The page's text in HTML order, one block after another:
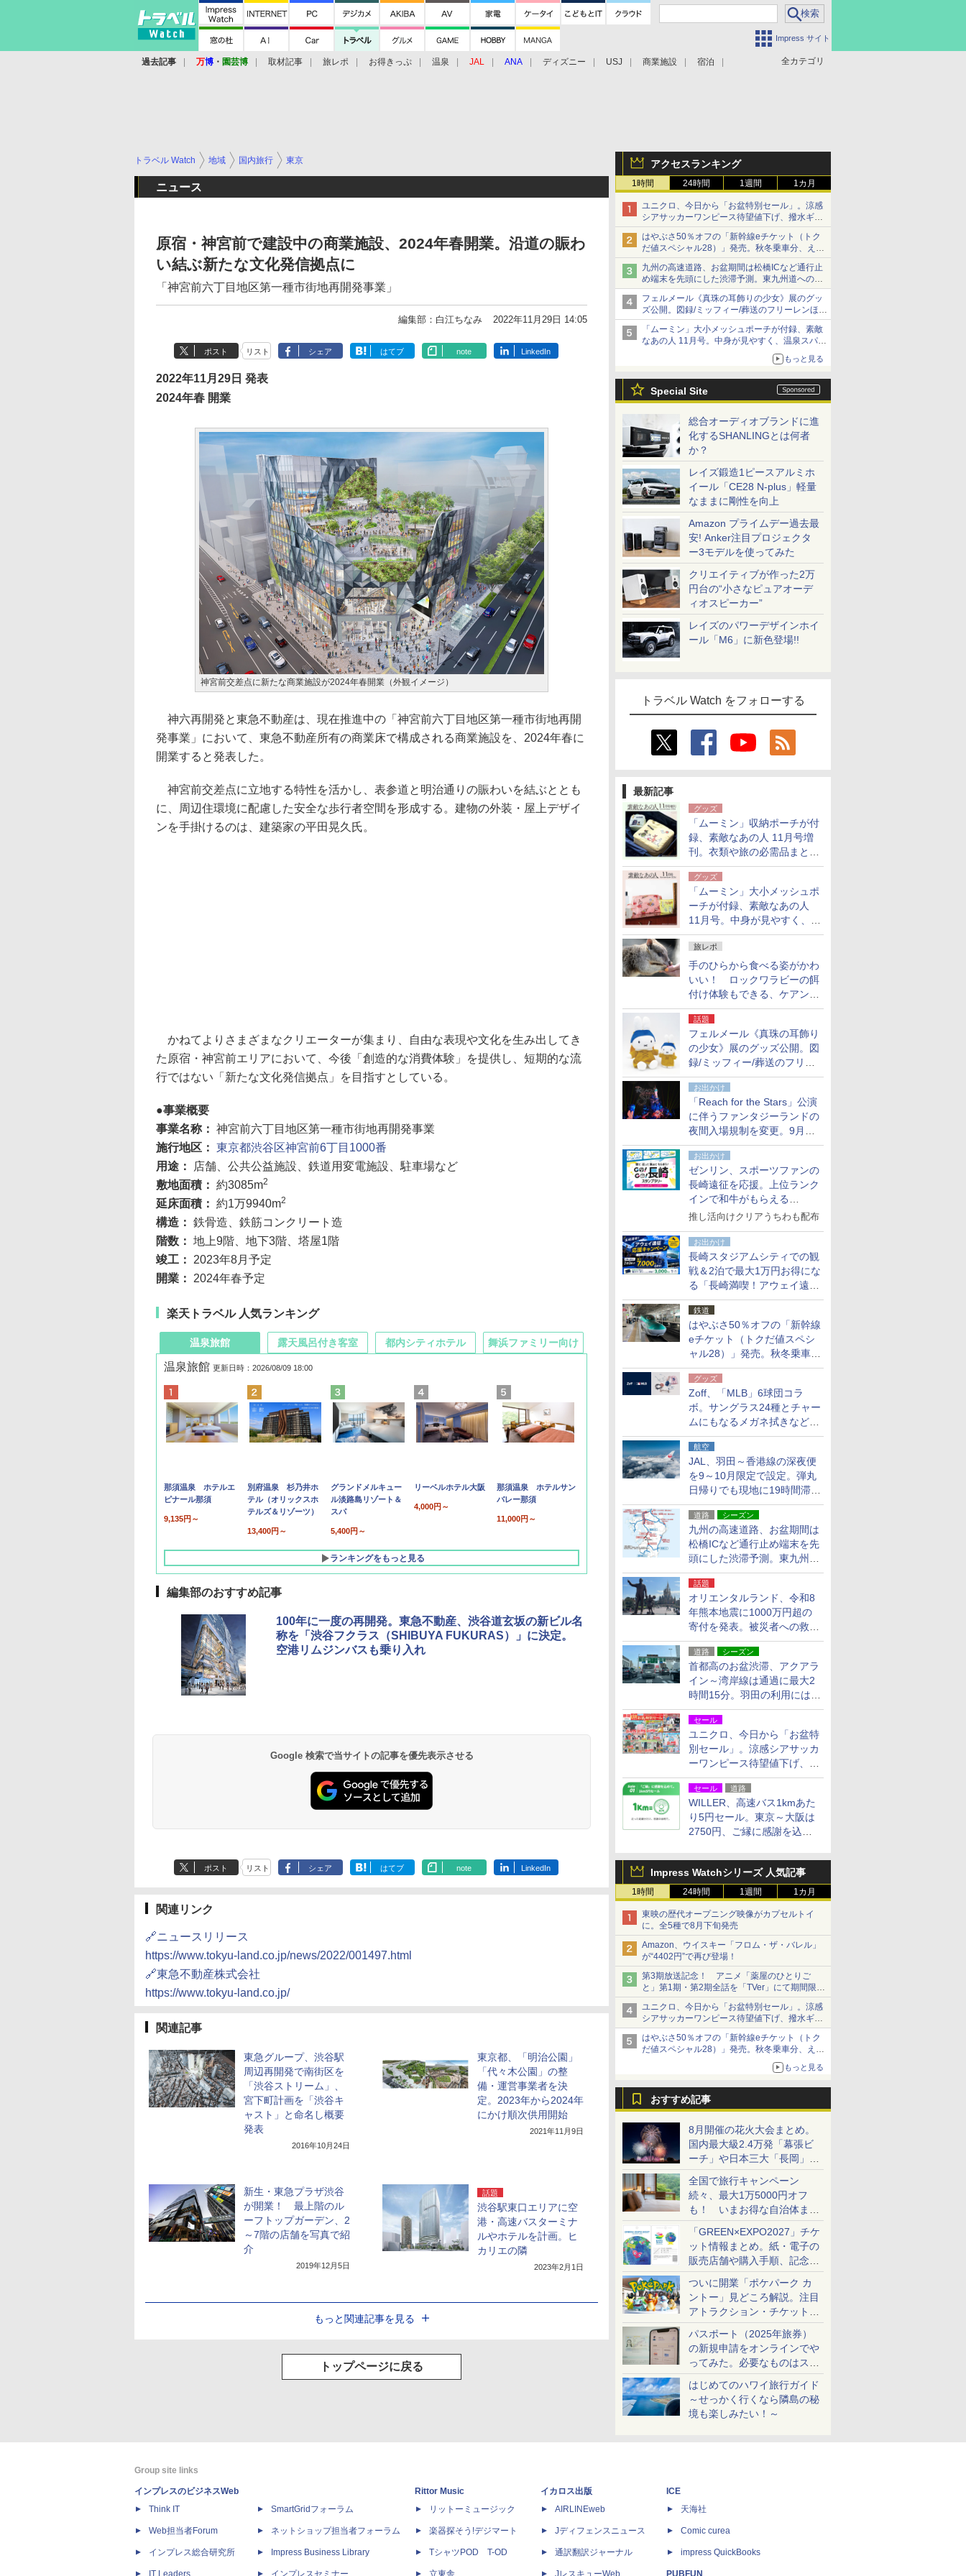
Impress サイト
全カテゴリ
過去記事 万博 ・ 園芸博 取材記事 旅レポ お得きっぷ 温泉 JAL ANA ディズニー USJ 商業施設 宿泊
アクセスランキング
1時間 24時間 1週間 1カ月
ユニクロ、今日から「お盆特別セール」。涼感
シアサッカーワンピース待望値下げ、撥水ギア
ショーツは1990円に
はやぶさ50％オフの「新幹線eチケット（トク
だ値スペシャル28）」発売。秋冬乗車分、えき
ねっと限定
九州の高速道路、お盆期間は松橋ICなど通行止
め端末を先頭にした渋滞予測。東九州道への迂
回は料金調整を実施
フェルメール《真珠の耳飾りの少女》展のグッ
ズ公開。図録/ミッフィー/葬送のフリーレンほ
か、注目ブランドコラボが実現
「ムーミン」大小メッシュポーチが付録、素敵
なあの人 11月号。中身が見やすく、温泉スパに
もっと見る
Special Site
総合オーディオブランドに進
化するSHANLINGとは何者
か？
レイズ鍛造1ピースアルミホ
イール「CE28 N-plus」軽量
なままに剛性を向上
Amazon プライムデー過去最
安! Anker注目プロジェクタ
ー3モデルを使ってみた
クリエイティブが作った2万
円台の“小さなピュアオーデ
ィオスピーカー”
レイズのパワーデザインホイ
ール「M6」に新色登場!!
トラベル Watch をフォローする
最新記事
グッズ
「ムーミン」収納ポーチが付
録、素敵なあの人 11月号増
刊。衣類や旅の必需品まとま
る大小2個セット
グッズ
「ムーミン」大小メッシュポ
ーチが付録、素敵なあの人
11月号。中身が見やすく、温
泉スパにも使える
旅レポ
手のひらから食べる姿がかわ
いい！ ロックワラビーの餌
付け体験もできる、ケアンズ
でアサートン高原の日本語ガ
イド付きツアーに参加してみ
た
話題
フェルメール《真珠の耳飾り
の少女》展のグッズ公開。図
録/ミッフィー/葬送のフリー
レンほか、注目ブランドコラ
ボが実現
お出かけ
「Reach for the Stars」公演
に伴うファンタジーランドの
夜間入場規制を変更。9月か
ら18時50分～20時ごろに
お出かけ
ゼンリン、スポーツファンの
長崎遠征を応援。上位ランク
インで和牛がもらえる
「GO！GO！長崎スタンプラ
推し活向けクリアうちわも配布
お出かけ
長崎スタジアムシティでの観
戦＆2泊で最大1万円お得にな
る「長崎満喫！アウェイ遠征
応援キャンペーン」
鉄道
はやぶさ50％オフの「新幹線
eチケット（トクだ値スペシ
ャル28）」発売。秋冬乗車
分、えきねっと限定
グッズ
Zoff、「MLB」6球団コラ
ボ。サングラス24種とチャー
ムにもなるメガネ拭きなど雑
貨24種
航空
JAL、羽田～香港線の深夜便
を9～10月限定で設定。弾丸
日帰りでも現地に19時間滞在
できる
道路 シーズン
九州の高速道路、お盆期間は
松橋ICなど通行止め端末を先
頭にした渋滞予測。東九州道
への迂回は料金調整を実施
話題
オリエンタルランド、令和8
年熊本地震に1000万円超の
寄付を発表。被災者への救援
活動・復旧支援
道路 シーズン
首都高のお盆渋滞、アクアラ
イン～湾岸線は通過に最大2
時間15分。羽田の利用には
「空港西出口」の利用検討を
セール
ユニクロ、今日から「お盆特
別セール」。涼感シアサッカ
ーワンピース待望値下げ、撥
水ギアショーツは1990円に
セール 道路
WILLER、高速バス1kmあた
り5円セール。東京～大阪は
2750円、ご縁に感謝を込め
Impress Watchシリーズ 人気記事
1時間 24時間 1週間 1カ月
東映の歴代オープニング映像がカプセルトイ
に。全5種で8月下旬発売
Amazon、ウイスキー「フロム・ザ・バレル」
が“4402円”で再び登場！
第3期放送記念！ アニメ「薬屋のひとりご
と」第1期・第2期全話を「TVer」にて期間限定
で順次無料配信開始
ユニクロ、今日から「お盆特別セール」。涼感
シアサッカーワンピース待望値下げ、撥水ギア
ショーツは1990円に
はやぶさ50％オフの「新幹線eチケット（トク
だ値スペシャル28）」発売。秋冬乗車分、えき
もっと見る
おすすめ記事
8月開催の花火大会まとめ。
国内最大級2.4万発「幕張ビ
ーチ」や日本三大「長岡」な
ど大型イベント目白押し！
全国で旅行キャンペーン
続々、最大1万5000円オフ
も！ いまお得な自治体まと
め
「GREEN×EXPO2027」チケ
ット情報まとめ。紙・電子の
販売店舗や購入手順、記念チ
ケットも解説
ついに開業「ポケパーク カ
ントー」見どころ解説。注目
アトラクション・チケット手
配・来場前に必要な準備は？
パスポート（2025年旅券）
の新規申請をオンラインでや
ってみた。必要なものはスマ
ホとマイナカードのみ
はじめてのハワイ旅行ガイド
～せっかく行くなら隣島の秘
境も楽しみたい！～
トラベル Watch 地域 国内旅行 東京
ニュース
原宿・神宮前で建設中の商業施設、2024年春開業。沿道の賑わ
い結ぶ新たな文化発信拠点に
「神宮前六丁目地区第一種市街地再開発事業」
編集部：白江ちなみ 2022年11月29日 14:05
ポスト リスト シェア はてブ note LinkedIn
2022年11月29日 発表
2024年春 開業
神宮前交差点に新たな商業施設が2024年春開業（外観イメージ）
神六再開発と東急不動産は、現在推進中の「神宮前六丁目地区第一種市街地再開
発事業」において、東急不動産所有の商業床で構成される商業施設を、2024年春に
開業すると発表した。
神宮前交差点に立地する特性を活かし、表参道と明治通りの賑わいを結ぶととも
に、周辺住環境に配慮した安全な歩行者空間を形成する。建物の外装・屋上デザイ
ンを手掛けるのは、建築家の平田晃久氏。
かねてよりさまざまなクリエーターが集まり、自由な表現や文化を生み出してき
た原宿・神宮前エリアにおいて、今後「創造的な消費体験」を提供し、短期的な流
行ではない「新たな文化発信拠点」を目指すとしている。
事業概要
事業名称： 神宮前六丁目地区第一種市街地再開発事業
施行地区： 東京都渋谷区神宮前6丁目1000番
用途：
店舗、公共公益施設、鉄道用変電施設、駐車場など
敷地面積： 約3085m2
延床面積： 約1万9940m2
構造： 鉄骨造、鉄筋コンクリート造
階数： 地上9階、地下3階、塔屋1階
竣工： 2023年8月予定
開業： 2024年春予定
楽天トラベル 人気ランキング
温泉旅館
温泉旅館 更新日時：2026/08/09 18:00
那須温泉 ホテルエ
ピナール那須
9,135円～
別府温泉 杉乃井ホ
テル（オリックスホ
テルズ＆リゾーツ）
13,400円～
グランドメルキュー
ル淡路島リゾート＆
スパ
5,400円～
リーベルホテル大阪
4,000円～
那須温泉 ホテルサン
バレー那須
11,000円～
ランキングをもっと見る
露天風呂付き客室
10,450円～
19,541円～
都内シティホテル 舞浜ファミリー向け
7,950円～
5,758円～
編集部のおすすめ記事
100年に一度の再開発。東急不動産、渋谷道玄坂の新ビル名
称を「渋谷フクラス（SHIBUYA FUKURAS）」に決定。
空港リムジンバスも乗り入れ
Google 検索で当サイトの記事を優先表示させる
ポスト リスト シェア はてブ note LinkedIn
関連リンク
🔗ニュースリリース
https://www.tokyu-land.co.jp/news/2022/001497.html
🔗東急不動産株式会社
https://www.tokyu-land.co.jp/
関連記事
東急グループ、渋谷駅
周辺再開発で南街区を
「渋谷ストリーム」、
宮下町計画を「渋谷キ
ャスト」と命名し概要
発表
2016年10月24日
東京都、「明治公園」
「代々木公園」の整
備・運営事業者を決
定。2023年から2024年
にかけ順次供用開始
2021年11月9日
新生・東急プラザ渋谷
が開業！ 最上階のル
ーフトップガーデン、2
～7階の店舗を写真で紹
介
2019年12月5日
話題
渋谷駅東口エリアに空
港・高速バスターミナ
ルやホテルを計画。ヒ
カリエの隣
2023年2月1日
もっと関連記事を見る
トップページに戻る
Group site links
インプレスのビジネスWeb
Think IT
Web担当者Forum
インプレス総合研究所
IT Leaders
SmartGridフォーラム
ネットショップ担当者フォーラム
Impress Business Library
インプレスセミナー
Rittor Music
リットーミュージック
楽器探そう!デジマート
TシャツPOD T-OD
立東舎
イカロス出版
AIRLINEweb
Jディフェンスニュース
通訳翻訳ジャーナル
JレスキューWeb
ICE
天海社
Comic curea
impress QuickBooks
PUBFUN